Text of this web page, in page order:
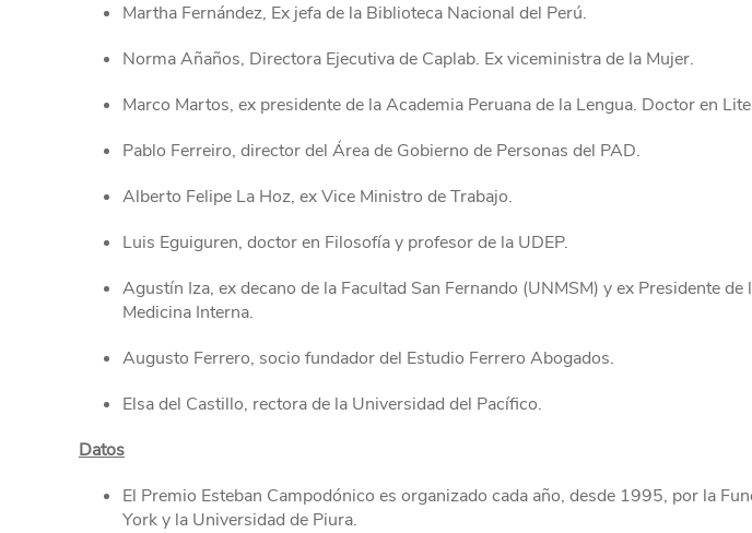
Martha Fernández, Ex jefa de la Biblioteca Nacional del Perú.
Norma Añaños, Directora Ejecutiva de Caplab. Ex viceministra de la Mujer.
Marco Martos, ex presidente de la Academia Peruana de la Lengua. Doctor en
Pablo Ferreiro, director del Área de Gobierno de Personas del PAD.
Alberto Felipe La Hoz, ex Vice Ministro de Trabajo.
Luis Eguiguren, doctor en Filosofía y profesor de la UDEP.
Agustín Iza, ex decano de la Facultad San Fernando (UNMSM) y ex Presidente de
Medicina Interna.
Augusto Ferrero, socio fundador del Estudio Ferrero Abogados.
Elsa del Castillo, rectora de la Universidad del Pacífico.
Datos
El Premio Esteban Campodónico es organizado cada año, desde 1995, por la
York y la Universidad de Piura.